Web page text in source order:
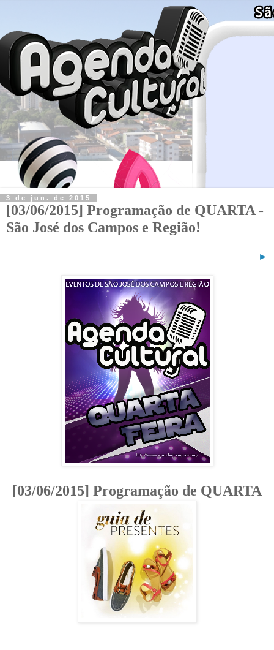
3 de jun. de 2015
[03/06/2015] Programação de QUARTA -
São José dos Campos e Região!
►
[03/06/2015] Programação de QUARTA